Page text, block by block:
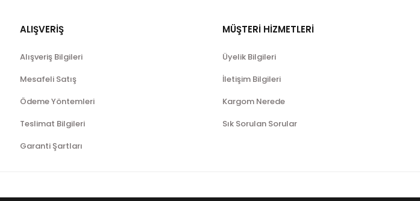
ALIŞVERİŞ
Alışveriş Bilgileri
Mesafeli Satış
Ödeme Yöntemleri
Teslimat Bilgileri
Garanti Şartları
MÜŞTERİ HİZMETLERİ
Üyelik Bilgileri
İletişim Bilgileri
Kargom Nerede
Sık Sorulan Sorular